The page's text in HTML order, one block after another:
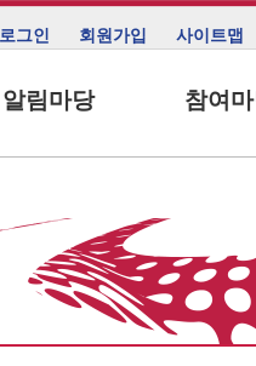
로그인 회원가입 사이트맵
알림마당 참여